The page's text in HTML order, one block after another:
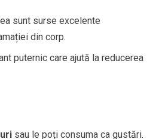
sunt surse excelente
din corp.
puternic care ajută la reducerea
sau le poți consuma ca gustări.